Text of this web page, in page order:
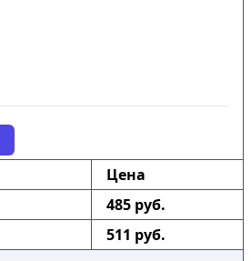
Цена
485 руб.
511 руб.